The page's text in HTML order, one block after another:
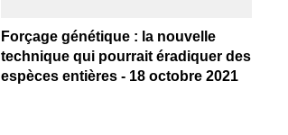
Forçage génétique : la nouvelle
technique qui pourrait éradiquer des
espèces entières - 18 octobre 2021